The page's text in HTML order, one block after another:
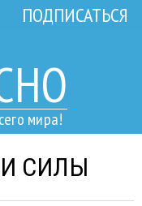
мира!
ПОДПИСАТЬСЯ
СИЛЫ